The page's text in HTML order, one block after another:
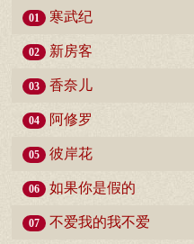
01 寒武纪
02 新房客
03 香奈儿
04 阿修罗
05 彼岸花
06 如果你是假的
07 不爱我的我不爱